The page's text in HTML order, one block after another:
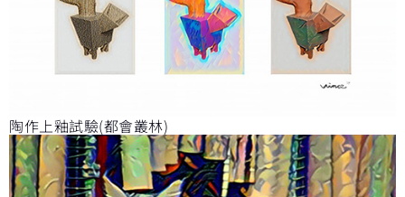
陶作上釉試驗(都會叢林)